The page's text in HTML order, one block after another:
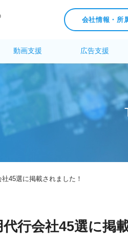
会社情報・所
動画支援 広告支援
45選に掲載されました！
行会社45選に掲